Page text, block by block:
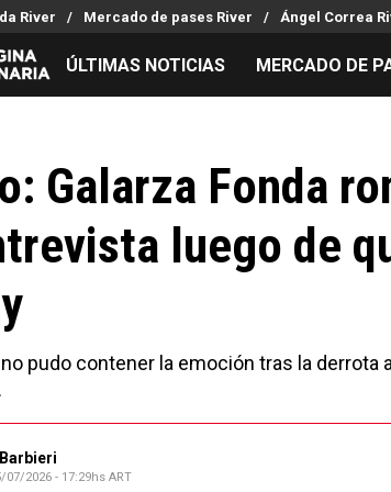
River Mercado de pases River Ángel Correa
Copa Sudamericana
Copa Argentina
Selección Argentina
Mercado de
Análisis
Juanfer
Chacho
ÚLTIMAS NOTICIAS MERCADO DE
Galarza Fonda
luego de
pudo contener la emoción tras la
07/2026 - 17:29hs ART